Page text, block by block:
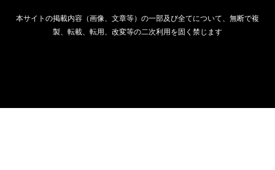
本サイトの掲載内容（画像、文章等）の一部及び全てについて、無断で複
製、転載、転用、改変等の二次利用を固く禁じます